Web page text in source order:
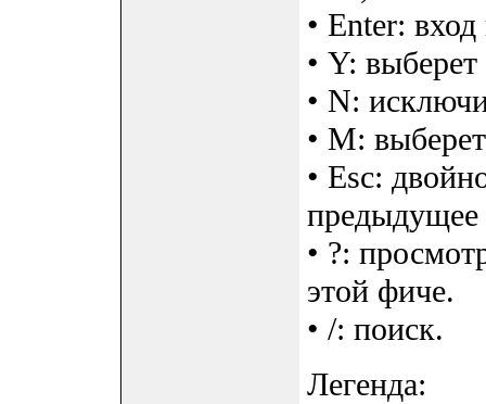
• Enter:
• Y:
• N:
• M:
• Esc:
• ?:
этой фиче.
• /: поиск.
Легенда: